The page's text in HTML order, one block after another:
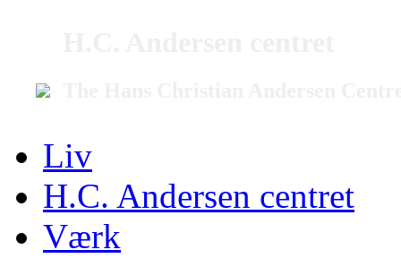
Liv
H.C. Andersen centret
Værk